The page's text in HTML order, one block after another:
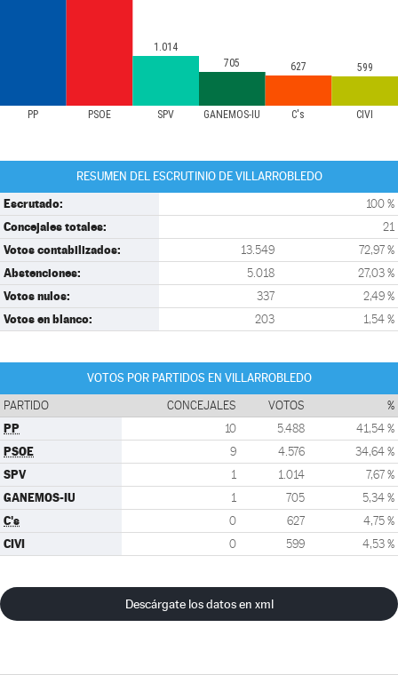
PP PSOE SPV GANEMOS-IU C's CIVI
1.014
705
627 599
RESUMEN DEL ESCRUTINIO DE VILLARROBLEDO
Escrutado: 100 %
Concejales totales: 21
Votos contabilizados: 13.549 72,97 %
Abstenciones: 5.018 27,03 %
Votos nulos: 337 2,49 %
Votos en blanco: 203 1,54 %
VOTOS POR PARTIDOS EN VILLARROBLEDO
PARTIDO CONCEJALES VOTOS %
PP 10 5.488 41,54 %
PSOE 9 4.576 34,64 %
SPV 1 1.014 7,67 %
GANEMOS-IU 1 705 5,34 %
C's 0 627 4,75 %
CIVI 0 599 4,53 %
Descárgate los datos en xml